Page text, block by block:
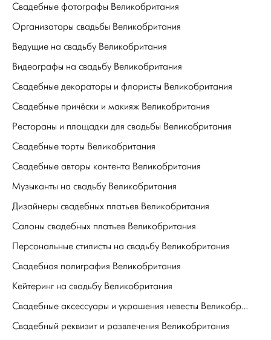
Свадебные фотографы Великобритания
Организаторы свадьбы Великобритания
Ведущие на свадьбу Великобритания
Видеографы на свадьбу Великобритания
Свадебные декораторы и флористы Великобритания
Свадебные причёски и макияж Великобритания
Рестораны и площадки для свадьбы Великобритания
Свадебные торты Великобритания
Свадебные авторы контента Великобритания
Музыканты на свадьбу Великобритания
Дизайнеры свадебных платьев Великобритания
Салоны свадебных платьев Великобритания
Персональные стилисты на свадьбу Великобритания
Свадебная полиграфия Великобритания
Кейтеринг на свадьбу Великобритания
Свадебные аксессуары и украшения невесты Великобритания
Свадебный реквизит и развлечения Великобритания